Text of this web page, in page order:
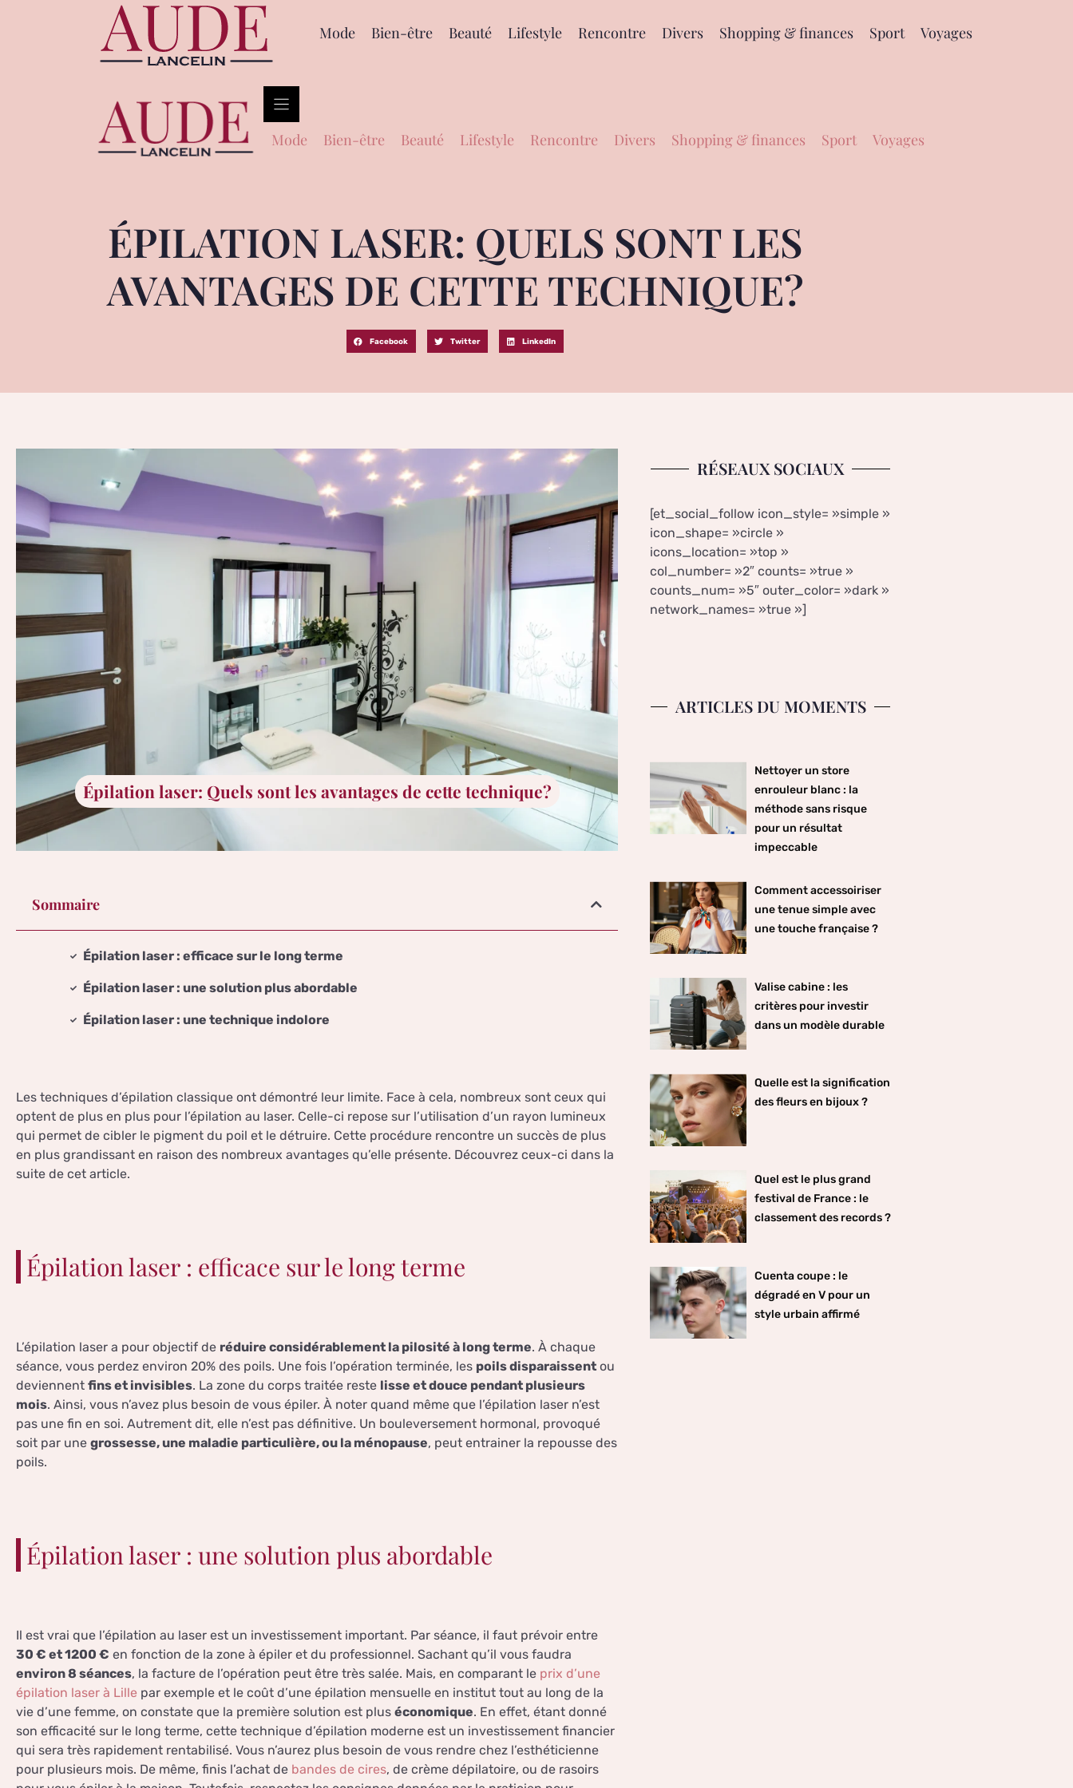
Mode Bien-être Beauté Lifestyle Rencontre Divers Shopping & finances Sport Voyages
Mode Bien-être Beauté Lifestyle Rencontre Divers Shopping & finances Sport Voyages
ÉPILATION LASER: QUELS SONT LES
AVANTAGES DE CETTE TECHNIQUE?
Facebook Twitter LinkedIn
Épilation laser: Quels sont les avantages de cette technique?
Sommaire
Épilation laser : efficace sur le long terme
Épilation laser : une solution plus abordable
Épilation laser : une technique indolore
Les techniques d’épilation classique ont démontré leur limite. Face à cela, nombreux sont ceux qui
optent de plus en plus pour l’épilation au laser. Celle-ci repose sur l’utilisation d’un rayon lumineux
qui permet de cibler le pigment du poil et le détruire. Cette procédure rencontre un succès de plus
en plus grandissant en raison des nombreux avantages qu’elle présente. Découvrez ceux-ci dans la
suite de cet article.
Épilation laser : efficace sur le long terme
L’épilation laser a pour objectif de réduire considérablement la pilosité à long terme. À chaque
séance, vous perdez environ 20% des poils. Une fois l’opération terminée, les poils disparaissent ou
deviennent fins et invisibles. La zone du corps traitée reste lisse et douce pendant plusieurs
mois. Ainsi, vous n’avez plus besoin de vous épiler. À noter quand même que l’épilation laser n’est
pas une fin en soi. Autrement dit, elle n’est pas définitive. Un bouleversement hormonal, provoqué
soit par une grossesse, une maladie particulière, ou la ménopause, peut entrainer la repousse des
poils.
Épilation laser : une solution plus abordable
Il est vrai que l’épilation au laser est un investissement important. Par séance, il faut prévoir entre
30 € et 1200 € en fonction de la zone à épiler et du professionnel. Sachant qu’il vous faudra
environ 8 séances, la facture de l’opération peut être très salée. Mais, en comparant le prix d’une
épilation laser à Lille par exemple et le coût d’une épilation mensuelle en institut tout au long de la
vie d’une femme, on constate que la première solution est plus économique. En effet, étant donné
son efficacité sur le long terme, cette technique d’épilation moderne est un investissement financier
qui sera très rapidement rentabilisé. Vous n’aurez plus besoin de vous rendre chez l’esthéticienne
pour plusieurs mois. De même, finis l’achat de bandes de cires, de crème dépilatoire, ou de rasoirs
RÉSEAUX SOCIAUX
[et_social_follow icon_style= »simple »
icon_shape= »circle »
icons_location= »top »
col_number= »2″ counts= »true »
counts_num= »5″ outer_color= »dark »
network_names= »true »]
ARTICLES DU MOMENTS
Nettoyer un store
enrouleur blanc : la
méthode sans risque
pour un résultat
impeccable
Comment accessoiriser
une tenue simple avec
une touche française ?
Valise cabine : les
critères pour investir
dans un modèle durable
Quelle est la signification
des fleurs en bijoux ?
Quel est le plus grand
festival de France : le
classement des records ?
Cuenta coupe : le
dégradé en V pour un
style urbain affirmé